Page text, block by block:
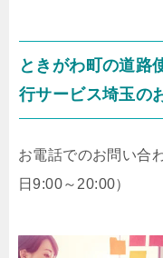
ときがわ町の道路
行サービス埼玉の
お電話でのお問い合
日9:00～20:00）